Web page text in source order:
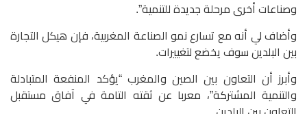
وصناعات أخرى مرحلة جديدة للتنمية”.
وأضاف لي أنه مع تسارع نمو الصناعة المغربية، فإن هيكل التجارة
بين البلدين سوف يخضع لتغييرات.
وأبرز أن التعاون بين الصين والمغرب “يؤكد المنفعة المتبادلة
والتنمية المشتركة”، معربا عن ثقته التامة في آفاق مستقبل